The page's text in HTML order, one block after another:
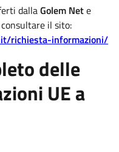
dallaGolem Nete
il sito:
richiesta-informazioni/
delle
UE a